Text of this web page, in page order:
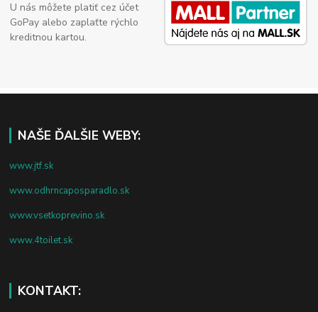
U nás môžete platiť cez účet
GoPay alebo zaplaťte rýchlo
kreditnou kartou.
NAŠE ĎALŠIE WEBY:
www.jtf.sk
www.odhrncaposparadlo.sk
www.vsetkoprevino.sk
www.4toilet.sk
KONTAKT: